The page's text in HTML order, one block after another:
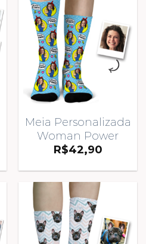
Meia Personalizada
Woman Power
R$42,90